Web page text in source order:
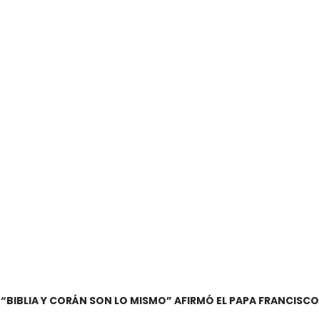
“BIBLIA Y CORÁN SON LO MISMO” AFIRMÓ EL PAPA FRANCISCO